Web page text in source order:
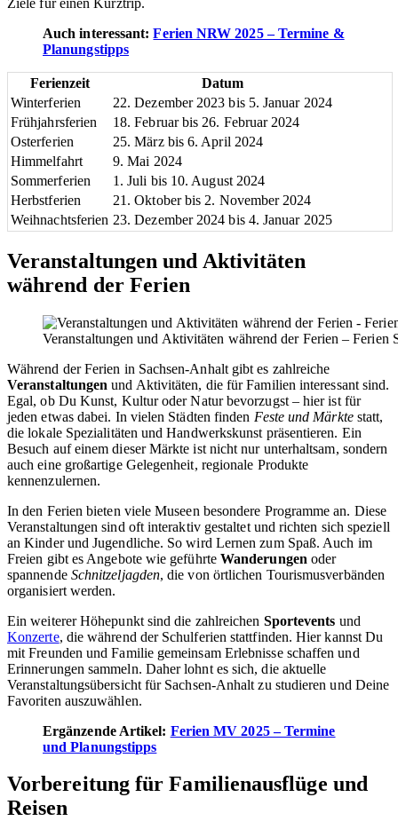
Auch interessant:Ferien NRW 2025 – Termine &
Planungstipps
Ferienzeit
Datum
Winterferien
22. Dezember 2023 bis 5. Januar 2024
Frühjahrsferien
18. Februar bis 26. Februar 2024
Osterferien
25. März bis 6. April 2024
Himmelfahrt
9. Mai 2024
Sommerferien
1. Juli bis 10. August 2024
Herbstferien
21. Oktober bis 2. November 2024
Weihnachtsferien 23. Dezember 2024 bis 4. Januar 2025
Veranstaltungen und Aktivitäten
während der Ferien
Veranstaltungen und Aktivitäten während der Ferien – Ferien
Während der Ferien in Sachsen-Anhalt gibt es zahlreiche
Veranstaltungen und Aktivitäten, die für Familien interessant sind.
Egal, ob Du Kunst, Kultur oder Natur bevorzugst – hier ist für
jeden etwas dabei. In vielen Städten finden Feste und Märktestatt,
die lokale Spezialitäten und Handwerkskunst präsentieren. Ein
Besuch auf einem dieser Märkte ist nicht nur unterhaltsam, sondern
auch eine großartige Gelegenheit, regionale Produkte
kennenzulernen.
In den Ferien bieten viele Museen besondere Programme an. Diese
Veranstaltungen sind oft interaktiv gestaltet und richten sich speziell
an Kinder und Jugendliche. So wird Lernen zum Spaß. Auch im
Freien gibt es Angebote wie geführte Wanderungen oder
spannende Schnitzeljagden, die von örtlichen Tourismusverbänden
organisiert werden.
Ein weiterer Höhepunkt sind die zahlreichen Sportevents und
Konzerte, die während der Schulferien stattfinden. Hier kannst Du
mit Freunden und Familie gemeinsam Erlebnisse schaffen und
Erinnerungen sammeln. Daher lohnt es sich, die aktuelle
Veranstaltungsübersicht für Sachsen-Anhalt zu studieren und Deine
Favoriten auszuwählen.
Ergänzende Artikel: Ferien MV 2025 – Termine
und Planungstipps
Vorbereitung für Familienausflüge und
Reisen